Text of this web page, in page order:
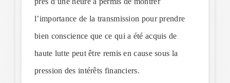
l’importance de la transmission pour prendre
bien conscience que ce qui a été acquis de
haute lutte peut être remis en cause sous la
pression des intérêts financiers.